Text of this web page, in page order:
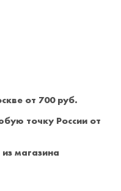
от 700 руб.
точку России от
магазина